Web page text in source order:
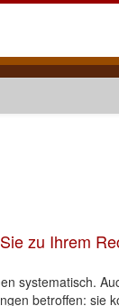
zu Ihrem
systematisch.
betroffen: sie